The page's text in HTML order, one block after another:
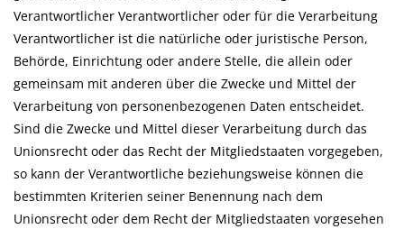
Verantwortlicher Verantwortlicher oder für die Verarbeitung
Verantwortlicher ist die natürliche oder juristische Person,
Behörde, Einrichtung oder andere Stelle, die allein oder
gemeinsam mit anderen über die Zwecke und Mittel der
Verarbeitung von personenbezogenen Daten entscheidet.
Sind die Zwecke und Mittel dieser Verarbeitung durch das
Unionsrecht oder das Recht der Mitgliedstaaten vorgegeben,
so kann der Verantwortliche beziehungsweise können die
bestimmten Kriterien seiner Benennung nach dem
Unionsrecht oder dem Recht der Mitgliedstaaten vorgesehen